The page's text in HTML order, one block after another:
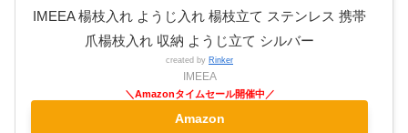
IMEEA 楊枝入れ ようじ入れ 楊枝立て ステンレス 携帯
爪楊枝入れ 収納 ようじ立て シルバー
created by Rinker
IMEEA
Amazon